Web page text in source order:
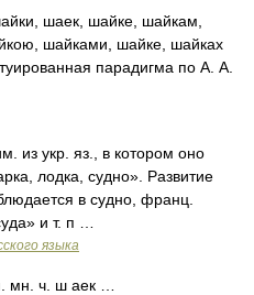
шаек, шайке, шайкам,
шайками, шайке, шайках
парадигма по А. А.
из укр. яз., в котором оно
лодка, судно». Развитие
в судно, франц.
и т. п …
языка
мн. ч. ш аек …